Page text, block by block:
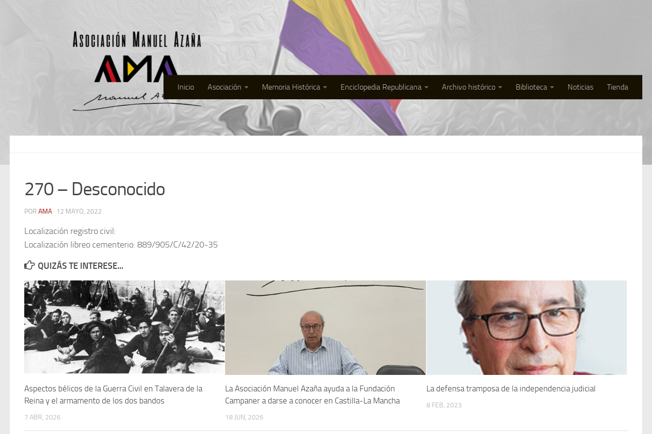
Inicio Asociación Memoria Histórica Enciclopedia Republicana Archivo histórico Biblioteca Noticias Tienda
270 – Desconocido
POR AMA · 12 MAYO, 2022
Localización registro civil:
Localización libreo cementerio: 889/905/C/42/20-35
QUIZÁS TE INTERESE...
Aspectos bélicos de la Guerra Civil en Talavera de la
Reina y el armamento de los dos bandos
7 ABR, 2026
La Asociación Manuel Azaña ayuda a la Fundación
Campaner a darse a conocer en Castilla-La Mancha
18 JUN, 2026
La defensa tramposa de la independencia judicial
8 FEB, 2023